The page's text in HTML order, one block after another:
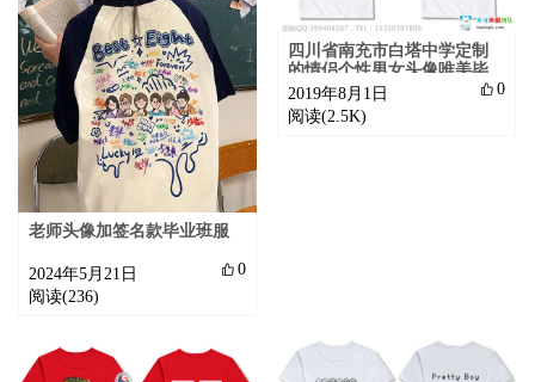
老师头像加签名款毕业班服
 0
2024年5月21日
阅读(236)
四川省南充市白塔中学定制
的情侣个性男女头像唯美毕
业潮流27班白色短袖班服
 0
2019年8月1日
阅读(2.5K)